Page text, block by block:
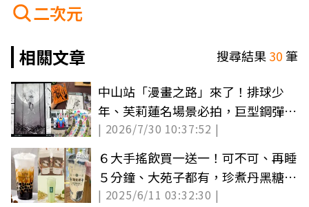
二次元
相關文章
搜尋結果30筆
中山站「漫畫之路」來了！排球少
年、芙莉蓮名場景必拍，巨型鋼彈登
陸信義區
| 2026/7/30 10:37:52 |
６大手搖飲買一送一！可不可、再睡
５分鐘、大苑子都有，珍煮丹黑糖珍
奶爽喝
| 2025/6/11 03:32:30 |